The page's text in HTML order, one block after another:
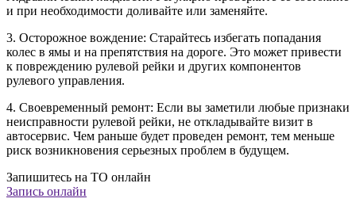
и при необходимости доливайте или заменяйте.
3. Осторожное вождение: Старайтесь избегать попадания
колес в ямы и на препятствия на дороге. Это может привести
к повреждению рулевой рейки и других компонентов
рулевого управления.
4. Своевременный ремонт: Если вы заметили любые признаки
неисправности рулевой рейки, не откладывайте визит в
автосервис. Чем раньше будет проведен ремонт, тем меньше
риск возникновения серьезных проблем в будущем.
Запишитесь на ТО онлайн
Запись онлайн